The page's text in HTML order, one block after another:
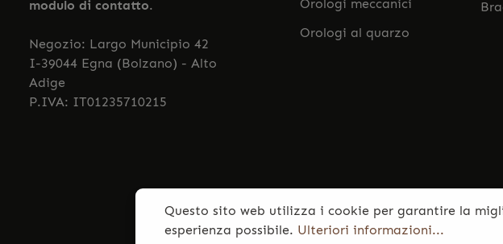
modulo di contatto.
Negozio: Largo Municipio 42
I-39044 Egna (Bolzano) - Alto
Adige
P.IVA: IT01235710215
Orologi meccanici
Orologi al quarzo
Questo sito web utilizza i cookie per garantire la
esperienza possibile. Ulteriori informazioni...